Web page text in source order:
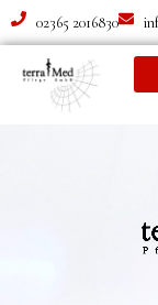
02365 2016830